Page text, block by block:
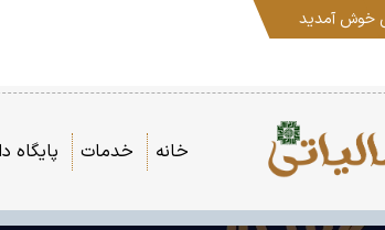
خوش آمدید
خانه خدمات پایگاه